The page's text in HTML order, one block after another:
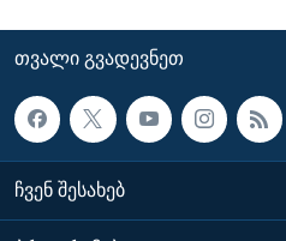
ᲗᲕᲐᲚᲘ ᲒᲕᲐᲓᲔᲕᲜᲔᲗ
ᲩᲕᲔᲜ ᲨᲔᲡᲐᲮᲔᲑ